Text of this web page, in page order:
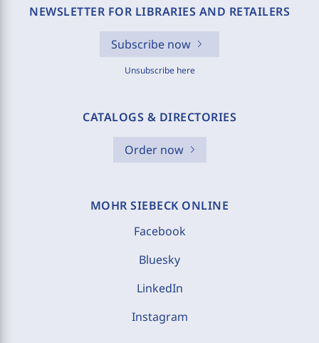
NEWSLETTER FOR LIBRARIES AND RETAILERS
Subscribe now
Unsubscribe here
CATALOGS & DIRECTORIES
Order now
MOHR SIEBECK ONLINE
Facebook
Bluesky
LinkedIn
Instagram